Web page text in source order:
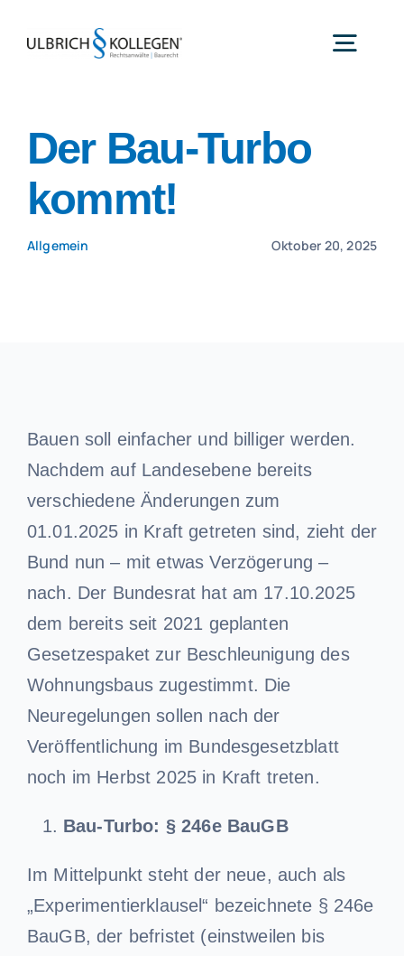
Inhalt
Die Kanzlei
Rechtsgebiete
Rechtsanwälte
Der Bau-Turbo
kommt!
Allgemein Oktober 20, 2025
Bauen soll einfacher und billiger werden.
Nachdem auf Landesebene bereits
verschiedene Änderungen zum
01.01.2025 in Kraft getreten sind, zieht der
Bund nun – mit etwas Verzögerung –
nach. Der Bundesrat hat am 17.10.2025
dem bereits seit 2021 geplanten
Gesetzespaket zur Beschleunigung des
Wohnungsbaus zugestimmt. Die
Neuregelungen sollen nach der
Veröffentlichung im Bundesgesetzblatt
noch im Herbst 2025 in Kraft treten.
Bau-Turbo: § 246e BauGB
Im Mittelpunkt steht der neue, auch als
„Experimentierklausel“ bezeichnete § 246e
BauGB, der befristet (einstweilen bis